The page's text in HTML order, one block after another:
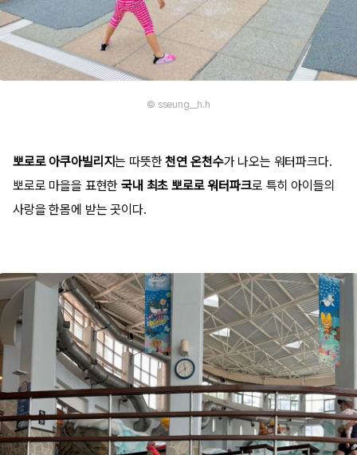
© sseung__h.h
뽀로로 아쿠아빌리지는 따뜻한천연 온천수가 나오는 워터파크다.
뽀로로 마을을 표현한국내 최초 뽀로로 워터파크로 특히 아이들의
사랑을 한몸에 받는 곳이다.